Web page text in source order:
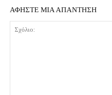
ΑΦΗΣΤΕ ΜΙΑ ΑΠΑΝΤΗΣΗ